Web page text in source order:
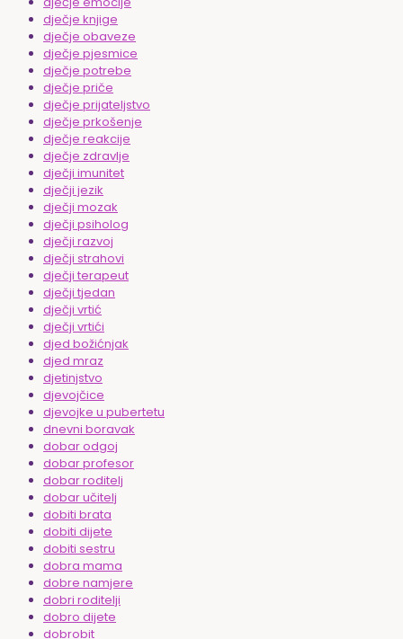
dječje knjige
dječje obaveze
dječje pjesmice
dječje potrebe
dječje priče
dječje prijateljstvo
dječje prkošenje
dječje reakcije
dječje zdravlje
dječji imunitet
dječji jezik
dječji mozak
dječji psiholog
dječji razvoj
dječji strahovi
dječji terapeut
dječji tjedan
dječji vrtić
dječji vrtići
djed božićnjak
djed mraz
djetinjstvo
djevojčice
djevojke u pubertetu
dnevni boravak
dobar odgoj
dobar profesor
dobar roditelj
dobar učitelj
dobiti brata
dobiti dijete
dobiti sestru
dobra mama
dobre namjere
dobri roditelji
dobro dijete
dobrobit